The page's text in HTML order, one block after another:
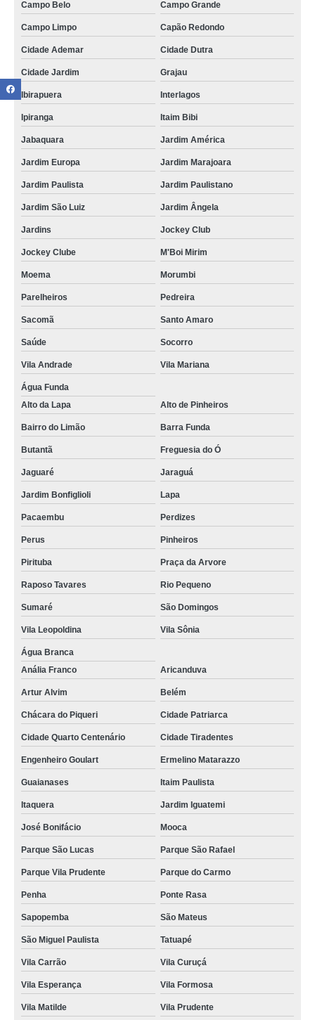
Campo Belo Campo Grande
Campo Limpo Capão Redondo
Cidade Ademar Cidade Dutra
Cidade Jardim Grajau
Ibirapuera Interlagos
Ipiranga Itaim Bibi
Jabaquara Jardim América
Jardim Europa Jardim Marajoara
Jardim Paulista Jardim Paulistano
Jardim São Luiz Jardim Ângela
Jardins Jockey Club
Jockey Clube M'Boi Mirim
Moema Morumbi
Parelheiros Pedreira
Sacomã Santo Amaro
Saúde Socorro
Vila Andrade Vila Mariana
Água Funda
Alto da Lapa
Alto de Pinheiros
Bairro do Limão Barra Funda
Butantã Freguesia do Ó
Jaguaré Jaraguá
Jardim Bonfiglioli Lapa
Pacaembu Perdizes
Perus Pinheiros
Pirituba Praça da Arvore
Raposo Tavares Rio Pequeno
Sumaré São Domingos
Vila Leopoldina Vila Sônia
Água Branca
Anália Franco
Aricanduva
Artur Alvim Belém
Chácara do Piqueri Cidade Patriarca
Cidade Quarto Centenário Cidade Tiradentes
Engenheiro Goulart Ermelino Matarazzo
Guaianases Itaim Paulista
Itaquera Jardim Iguatemi
José Bonifácio Mooca
Parque São Lucas Parque São Rafael
Parque Vila Prudente Parque do Carmo
Penha Ponte Rasa
Sapopemba São Mateus
São Miguel Paulista Tatuapé
Vila Carrão Vila Curuçá
Vila Esperança Vila Formosa
Vila Matilde Vila Prudente